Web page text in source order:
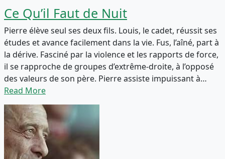
Ce Qu’il Faut de Nuit
Pierre élève seul ses deux fils. Louis, le cadet, réussit ses
études et avance facilement dans la vie. Fus, l’aîné, part à
la dérive. Fasciné par la violence et les rapports de force,
il se rapproche de groupes d’extrême-droite, à l’opposé
des valeurs de son père. Pierre assiste impuissant à…
Read More